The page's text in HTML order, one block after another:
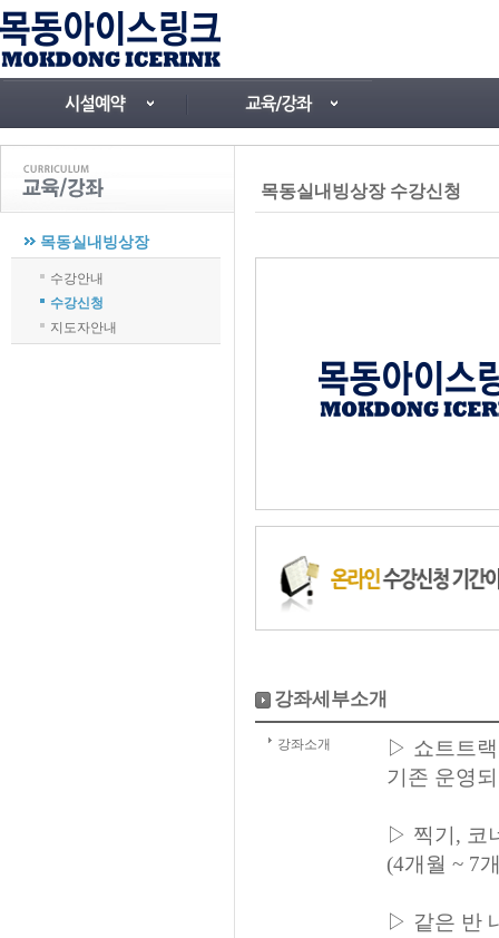
목동실내빙상장
수강안내
수강신청
지도자안내
목동실내빙상장 수강신청
강좌세부소개
강좌소개
▷ 쇼트트
기존 운영
▷ 찍기, 코
(4개월 ~ 7
▷ 같은 반